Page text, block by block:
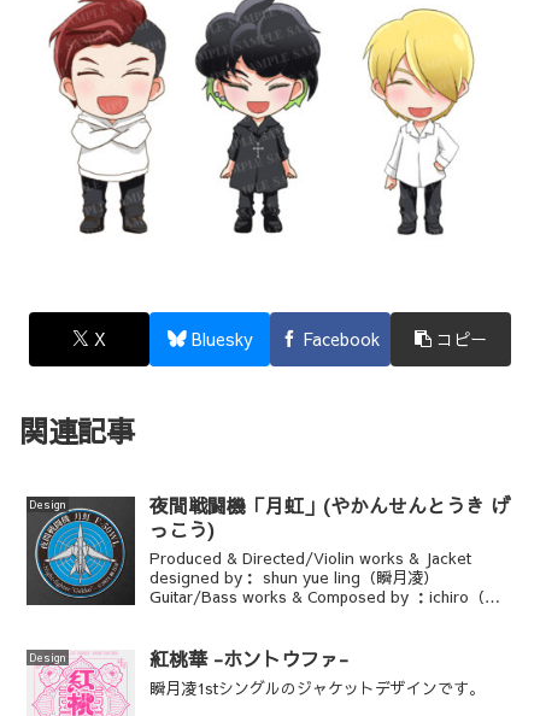
X Bluesky Facebook コピー
関連記事
Design
夜間戦闘機「月虹」(やかんせんとうき げ
っこう)
Produced & Directed/Violin works & Jacket
designed by： shun yue ling（瞬月凌）
Guitar/Bass works & Composed by ：ichiro（ヨ
Design 紅桃華 -ホントウファ-
瞬月凌1stシングルのジャケットデザインです。